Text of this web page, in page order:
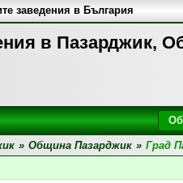
в Пазарджик,
заведения в България
» Община Пазарджик » Град